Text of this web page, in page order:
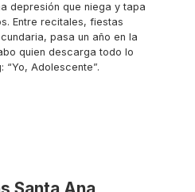
depresión que niega y tapa
Entre recitales, fiestas
pasa un año en la
quien descarga todo lo
“Yo, Adolescente”.